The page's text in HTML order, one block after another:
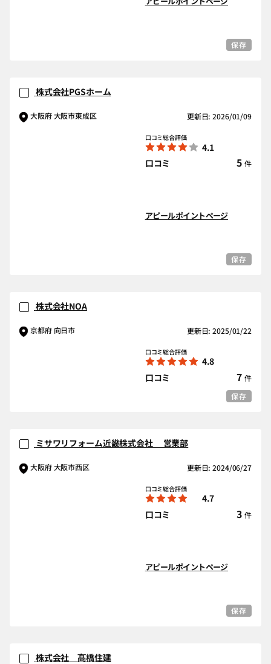
保存
株式会社PGSホーム
大阪府 大阪市東成区 更新日: 2026/01/09
口コミ総合評価
4.1
口コミ
5 件
アピールポイントページ
保存
株式会社NOA
京都府 向日市 更新日: 2025/01/22
口コミ総合評価
4.8
口コミ
7 件
保存
ミサワリフォーム近畿株式会社 営業部
大阪府 大阪市西区 更新日: 2024/06/27
口コミ総合評価
4.7
口コミ
3 件
アピールポイントページ
保存
株式会社 髙橋住建